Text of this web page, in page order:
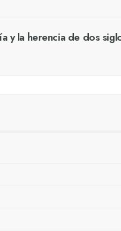
y la herencia de dos